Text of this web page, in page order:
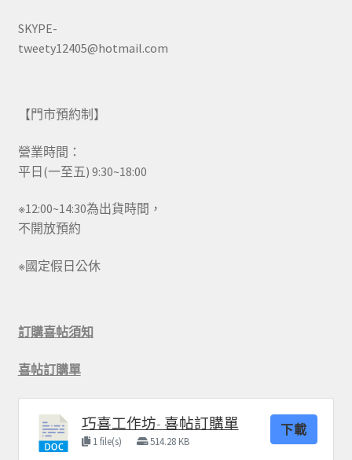
SKYPE-
tweety12405@hotmail.com
【門市預約制】
營業時間：
平日(一至五) 9:30~18:00
※12:00~14:30為出貨時間，
不開放預約
※國定假日公休
訂購喜帖須知
喜帖訂購單
巧喜工作坊- 喜帖訂購單
1 file(s) 514.28 KB
下載